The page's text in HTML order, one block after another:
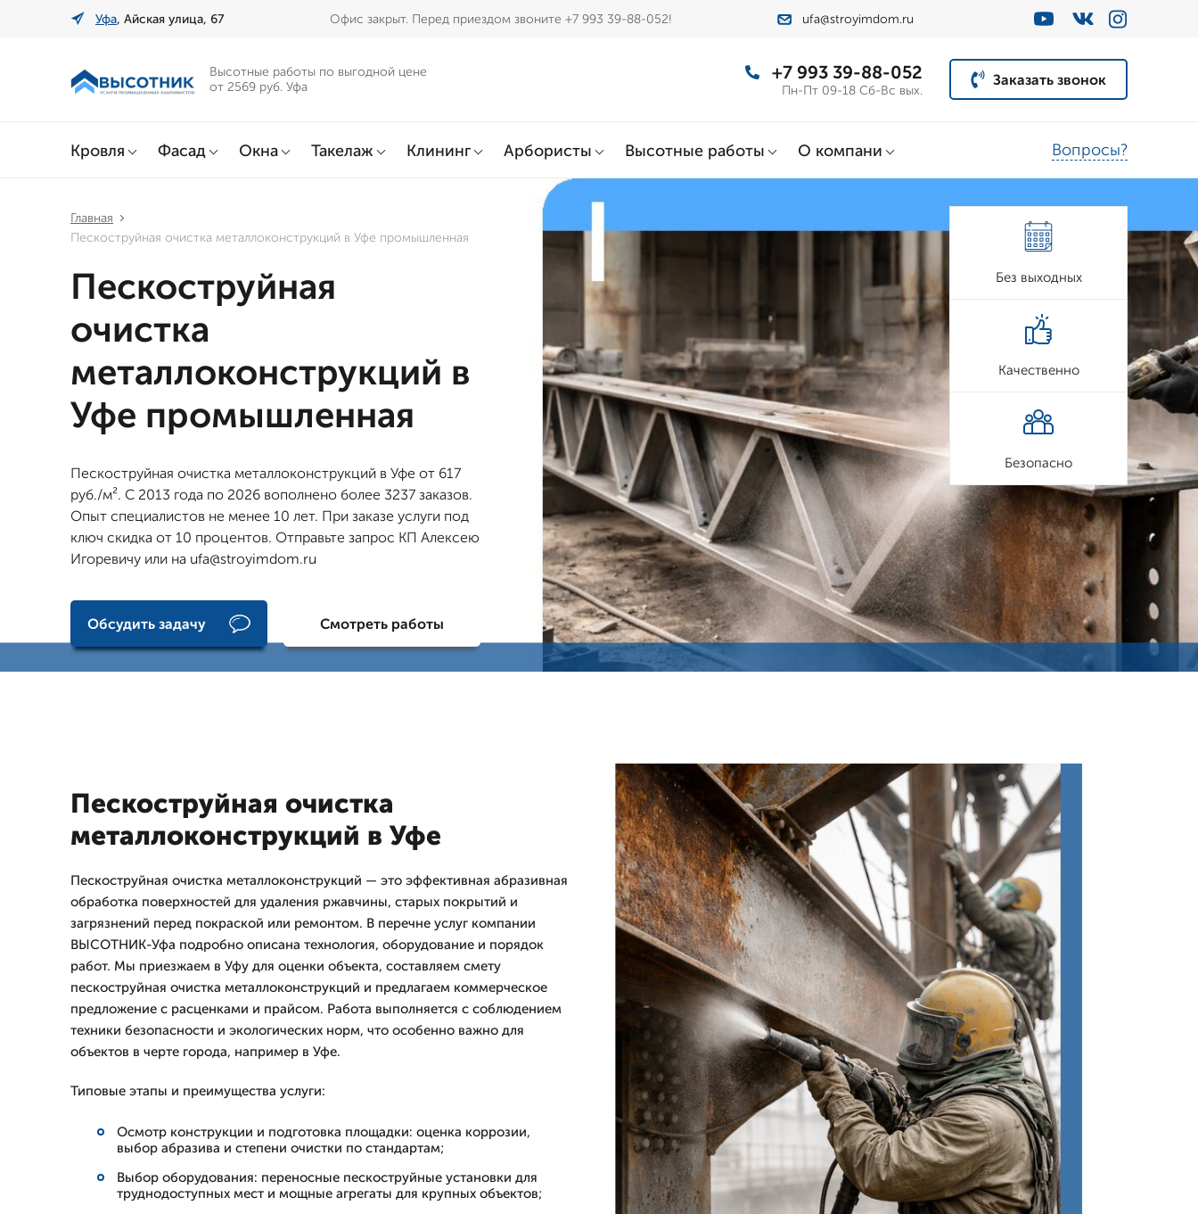
Уфа, Айская улица, 67 Офис закрыт. Перед приездом звоните +7 993 39-88-052! ufa@stroyimdom.ru
Высотные работы по выгодной цене
от 2569 руб. Уфа
+7 993 39-88-052
Пн-Пт 09-18 Сб-Вс вых.
Заказать звонок
Кровля Фасад Окна Такелаж Клининг Арбористы Высотные работы О компани Вопросы?
Главная
Пескоструйная очистка металлоконструкций в Уфе промышленная
Пескоструйная
очистка
металлоконструкций в
Уфе промышленная
Пескоструйная очистка металлоконструкций в Уфе от 617
руб./м². С 2013 года по 2026 вополнено более 3237 заказов.
Опыт специалистов не менее 10 лет. При заказе услуги под
ключ скидка от 10 процентов. Отправьте запрос КП Алексею
Игоревичу или на ufa@stroyimdom.ru
Обсудить задачу Смотреть работы
Без выходных
Качественно
Безопасно
Пескоструйная очистка
металлоконструкций в Уфе
Пескоструйная очистка металлоконструкций — это эффективная абразивная
обработка поверхностей для удаления ржавчины, старых покрытий и
загрязнений перед покраской или ремонтом. В перечне услуг компании
ВЫСОТНИК-Уфа подробно описана технология, оборудование и порядок
работ. Мы приезжаем в Уфу для оценки объекта, составляем смету
пескоструйная очистка металлоконструкций и предлагаем коммерческое
предложение с расценками и прайсом. Работа выполняется с соблюдением
техники безопасности и экологических норм, что особенно важно для
объектов в черте города, например в Уфе.
Типовые этапы и преимущества услуги:
Осмотр конструкции и подготовка площадки: оценка коррозии,
выбор абразива и степени очистки по стандартам;
Выбор оборудования: переносные пескоструйные установки для
труднодоступных мест и мощные агрегаты для крупных объектов;